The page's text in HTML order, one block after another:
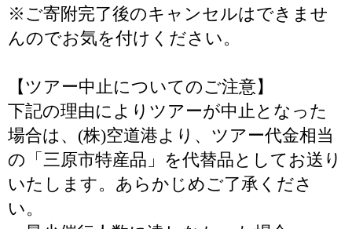
※ご寄附完了後のキャンセルはできませ
んのでお気を付けください。
【ツアー中止についてのご注意】
下記の理由によりツアーが中止となった
場合は、(株)空道港より、ツアー代金相当
の「三原市特産品」を代替品としてお送り
いたします。あらかじめご了承くださ
い。